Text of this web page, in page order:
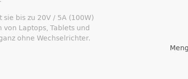
bis zu 20V / 5A (100W)
Laptops, Tablets und
ohne Wechselrichter.